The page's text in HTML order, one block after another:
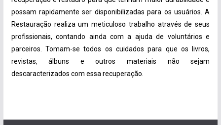
possam rapidamente ser disponibilizadas para os usuários. A
Restauração realiza um meticuloso trabalho através de seus
profissionais, contando ainda com a ajuda de voluntários e
parceiros. Tomam-se todos os cuidados para que os livros,
revistas, álbuns e outros materiais não sejam
descaracterizados com essa recuperação.